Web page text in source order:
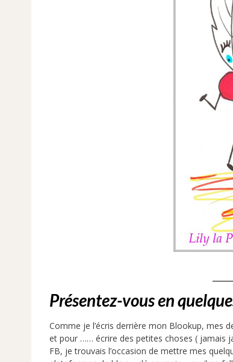
Présentez-vous en
Comme je l’écris derrière mon Blookup, mes
et pour …… écrire des petites choses ( jamais
FB, je trouvais l’occasion de mettre mes